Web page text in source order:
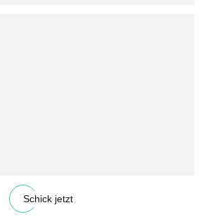
Schick jetzt